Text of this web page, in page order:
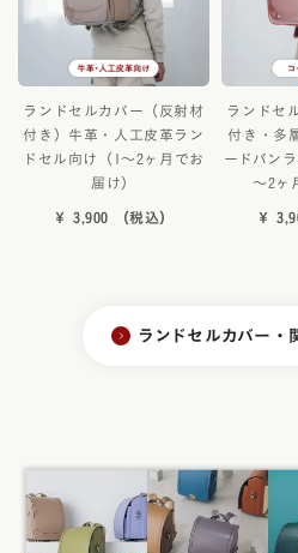
ランドセルカバー（反射材
付き）牛革・人工皮革ラン
ドセル向け（1～2ヶ月でお
届け）
￥ 3,900 （税込）
ランドセ
付き・多
ードバン
～2ヶ
￥
ランドセルカバー・